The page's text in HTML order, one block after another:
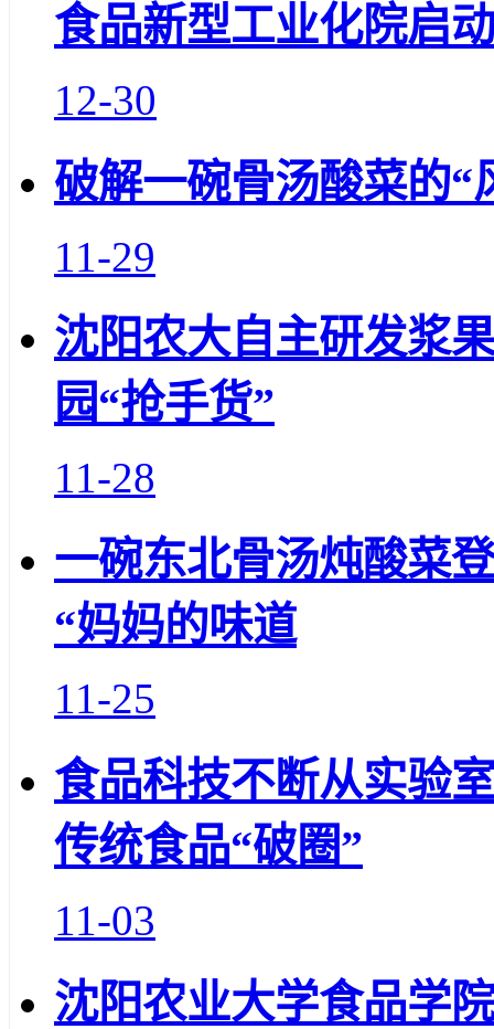
食品新型工业化院启
12-30
破解一碗骨汤酸菜的“
11-29
沈阳农大自主研发浆
园“抢手货”
11-28
一碗东北骨汤炖酸菜
“妈妈的味道
11-25
食品科技不断从实验
传统食品“破圈”
11-03
沈阳农业大学食品学